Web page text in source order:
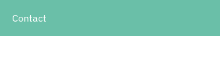
Contact